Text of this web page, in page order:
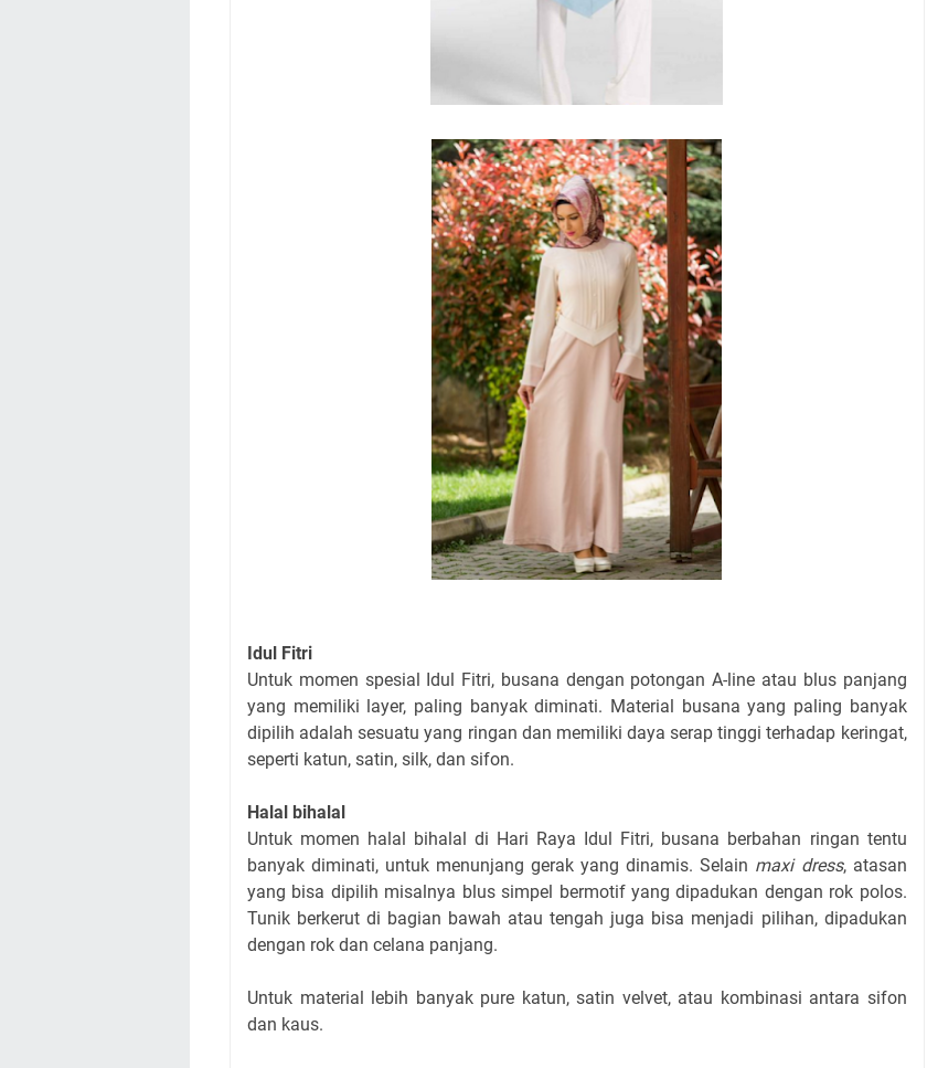
Idul Fitri
Untuk momen spesial Idul Fitri, busana dengan potongan A-line atau blus panjang
yang memiliki layer, paling banyak diminati. Material busana yang paling banyak
dipilih adalah sesuatu yang ringan dan memiliki daya serap tinggi terhadap keringat,
seperti katun, satin, silk, dan sifon.
Halal bihalal
Untuk momen halal bihalal di Hari Raya Idul Fitri, busana berbahan ringan tentu
banyak diminati, untuk menunjang gerak yang dinamis. Selain maxi dress, atasan
yang bisa dipilih misalnya blus simpel bermotif yang dipadukan dengan rok polos.
Tunik berkerut di bagian bawah atau tengah juga bisa menjadi pilihan, dipadukan
dengan rok dan celana panjang.
Untuk material lebih banyak pure katun, satin velvet, atau kombinasi antara sifon
dan kaus.